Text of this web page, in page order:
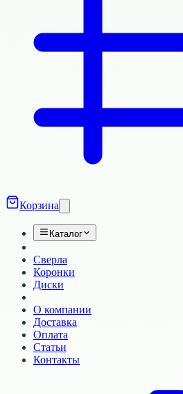
Корзина
Каталог
Сверла
Коронки
Диски
О компании
Доставка
Оплата
Статьи
Контакты